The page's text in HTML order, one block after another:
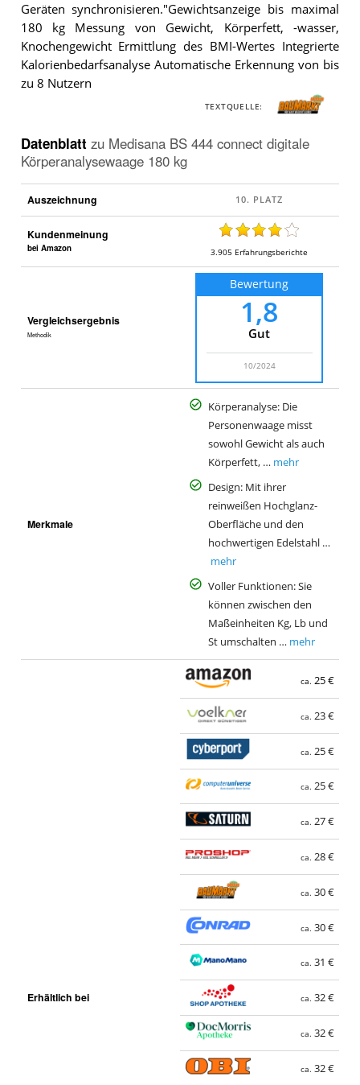
Geräten synchronisieren."Gewichtsanzeige bis maximal
180 kg Messung von Gewicht, Körperfett, -wasser,
Knochengewicht Ermittlung des BMI-Wertes Integrierte
Kalorienbedarfsanalyse Automatische Erkennung von bis
zu 8 Nutzern
TEXTQUELLE:
Datenblatt zu Medisana BS 444 connect digitale
Körperanalysewaage 180 kg
Auszeichnung
Kundenmeinung
bei Amazon 3.905 Erfahrungsberichte
Vergleichsergebnis
Methodik
Bewertung
1,8
Gut
10/2024
Merkmale
Körperanalyse: Die
Personenwaage misst
sowohl Gewicht als auch
Körperfett, … mehr
Design: Mit ihrer
reinweißen Hochglanz-
Oberfläche und den
hochwertigen Edelstahl …
mehr
Voller Funktionen: Sie
können zwischen den
Maßeinheiten Kg, Lb und
St umschalten … mehr
Erhältlich bei
ca. 25 €
ca. 23 €
ca. 25 €
ca. 25 €
ca. 27 €
ca. 28 €
ca. 30 €
ca. 30 €
ca. 31 €
ca. 32 €
ca. 32 €
ca. 32 €